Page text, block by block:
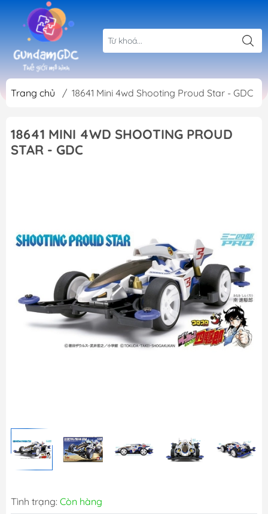
Trang chủ / 18641 Mini 4wd Shooting Proud Star - GDC
18641 MINI 4WD SHOOTING PROUD
STAR - GDC
Tình trạng: Còn hàng